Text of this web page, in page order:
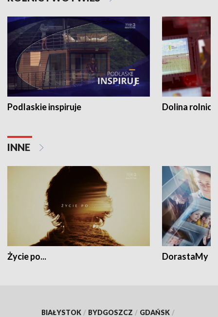
Podlaskie inspiruje Dolina
INNE
Życie po... DorastaMy
BIAŁYSTOK / BYDGOSZCZ / GDAŃSK /